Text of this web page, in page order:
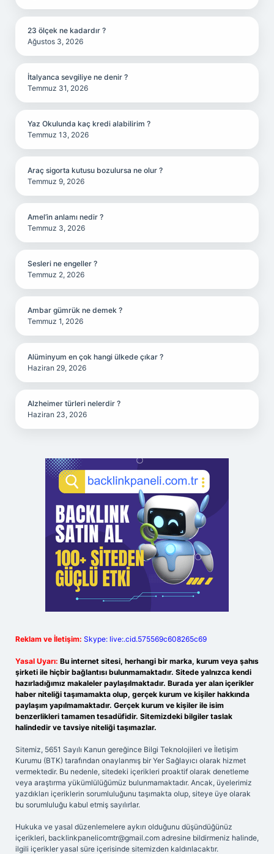
23 ölçek ne kadardır ?
Ağustos 3, 2026
İtalyanca sevgiliye ne denir ?
Temmuz 31, 2026
Yaz Okulunda kaç kredi alabilirim ?
Temmuz 13, 2026
Araç sigorta kutusu bozulursa ne olur ?
Temmuz 9, 2026
Amel’in anlamı nedir ?
Temmuz 3, 2026
Sesleri ne engeller ?
Temmuz 2, 2026
Ambar gümrük ne demek ?
Temmuz 1, 2026
Alüminyum en çok hangi ülkede çıkar ?
Haziran 29, 2026
Alzheimer türleri nelerdir ?
Haziran 23, 2026
Reklam ve İletişim: Skype: live:.cid.575569c608265c69
Yasal Uyarı: Bu internet sitesi, herhangi bir marka, kurum veya şahıs
şirketi ile hiçbir bağlantısı bulunmamaktadır. Sitede yalnızca kendi
hazırladığımız makaleler paylaşılmaktadır. Burada yer alan içerikler
haber niteliği taşımamakta olup, gerçek kurum ve kişiler hakkında
paylaşım yapılmamaktadır. Gerçek kurum ve kişiler ile isim
benzerlikleri tamamen tesadüfidir. Sitemizdeki bilgiler taslak
halindedir ve tavsiye niteliği taşımazlar.
Sitemiz, 5651 Sayılı Kanun gereğince Bilgi Teknolojileri ve İletişim
Kurumu (BTK) tarafından onaylanmış bir Yer Sağlayıcı olarak hizmet
vermektedir. Bu nedenle, sitedeki içerikleri proaktif olarak denetleme
veya araştırma yükümlülüğümüz bulunmamaktadır. Ancak, üyelerimiz
yazdıkları içeriklerin sorumluluğunu taşımakta olup, siteye üye olarak
bu sorumluluğu kabul etmiş sayılırlar.
Hukuka ve yasal düzenlemelere aykırı olduğunu düşündüğünüz
içerikleri, backlinkpanelicomtr@gmail.com adresine bildirmeniz halinde,
ilgili içerikler yasal süre içerisinde sitemizden kaldırılacaktır.